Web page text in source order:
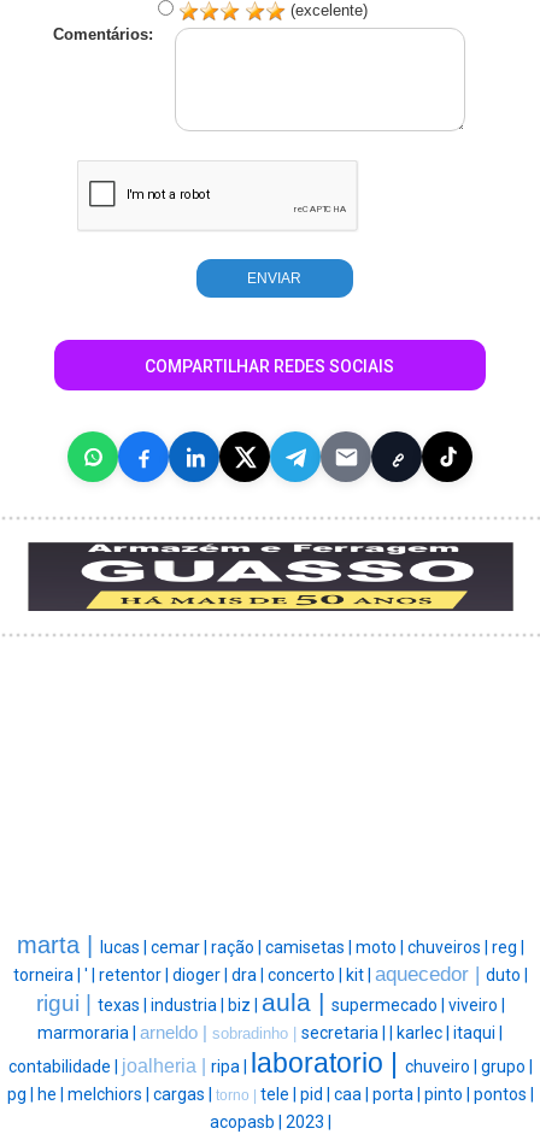
(excelente)
Comentários:
COMPARTILHAR REDES SOCIAIS
marta | lucas | cemar | ração | camisetas | moto | chuveiros | reg |
torneira | ' | retentor | dioger | dra | concerto | kit | aquecedor | duto |
rigui | texas | industria | biz | aula | supermecado | viveiro |
marmoraria | arneldo | sobradinho | secretaria | karlec | itaqui |
contabilidade | joalheria | ripa | laboratorio | chuveiro | grupo |
pg |
he | melchiors | cargas | torno | tele | pid | caa | porta | pinto | pontos |
acopasb | 2023 |